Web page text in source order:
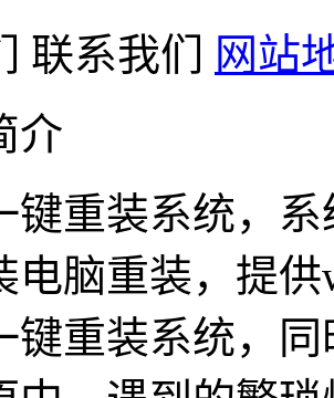
联系我们 网站
介
键重装系统，
电脑重装，提
键重装系统，